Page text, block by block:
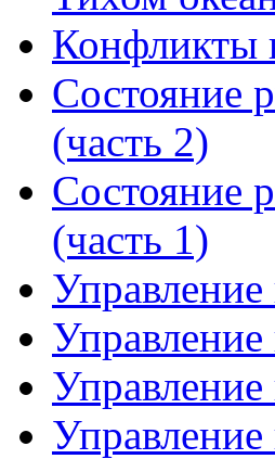
Конфликты
Состояние
(часть 2)
Состояние
(часть 1)